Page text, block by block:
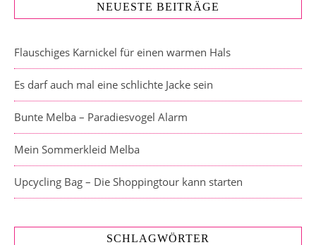
NEUESTE BEITRÄGE
Flauschiges Karnickel für einen warmen Hals
Es darf auch mal eine schlichte Jacke sein
Bunte Melba – Paradiesvogel Alarm
Mein Sommerkleid Melba
Upcycling Bag – Die Shoppingtour kann starten
SCHLAGWÖRTER